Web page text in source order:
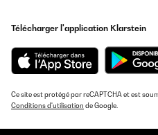
Télécharger l'application Klarstein
Ce site est protégé par reCAPTCHA et est
Conditions d'utilisation de Google.